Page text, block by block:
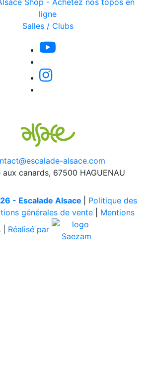
Shop - Achetez nos topos en
ligne
Salles / Clubs
alsace.com
aux canards, 67500 HAGUENAU
- Escalade Alsace
Politique des
générales de vente| Mentions
Réalisé par